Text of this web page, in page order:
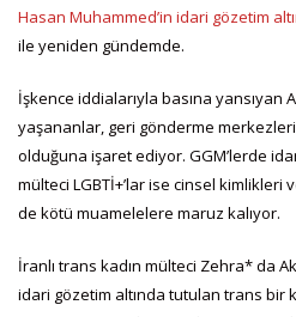
Hasan Muhammed’in idari gözetim
ile yeniden gündemde.
İşkence iddialarıyla basına yansıyan
yaşananlar, geri gönderme
olduğuna işaret ediyor. GGM’lerde
mülteci LGBTİ+’lar ise cinsel
de kötü muamelelere maruz kalıyor.
İranlı trans kadın mülteci Zehra* da
idari gözetim altında tutulan trans bir